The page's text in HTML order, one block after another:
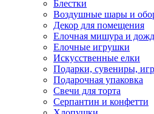
Блестки
Воздушные шары и
Декор для помещения
Елочная мишура и
Елочные игрушки
Искусственные елки
Подарки, сувениры,
Подарочная упаковка
Свечи для торта
Серпантин и конфетти